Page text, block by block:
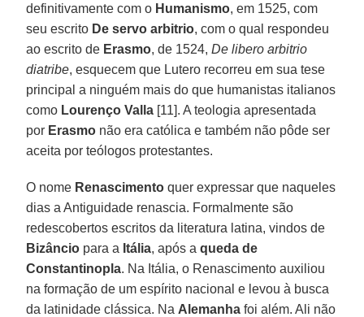
definitivamente com o Humanismo, em 1525, com
seu escrito De servo arbitrio, com o qual respondeu
ao escrito de Erasmo, de 1524,De libero arbitrio
diatribe, esquecem que Lutero recorreu em sua tese
principal a ninguém mais do que humanistas italianos
como Lourenço Valla [11]. A teologia apresentada
por Erasmo não era católica e também não pôde ser
aceita por teólogos protestantes.
O nome Renascimento quer expressar que naqueles
dias a Antiguidade renascia. Formalmente são
redescobertos escritos da literatura latina, vindos de
Bizâncio para a Itália, após aqueda de
Constantinopla. Na Itália, o Renascimento auxiliou
na formação de um espírito nacional e levou à busca
da latinidade clássica. Na Alemanha foi além. Ali não